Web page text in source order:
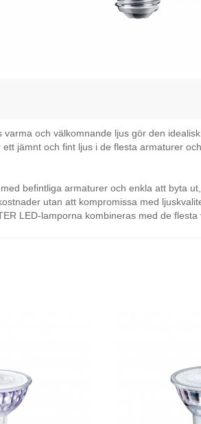
varma och välkomnande ljus gör den
jämnt och fint ljus i de flesta armaturer
befintliga armaturer och enkla att byta
utan att kompromissa med
LED-lamporna kombineras med de